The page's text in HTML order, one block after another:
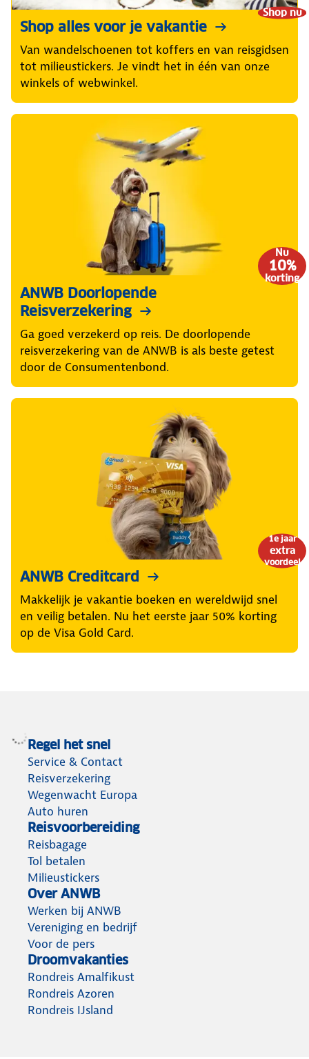
Shop nu
Shop alles voor je vakantie
Van wandelschoenen tot koffers en van reisgidsen
tot milieustickers. Je vindt het in één van onze
winkels of webwinkel.
Nu
10%
korting
ANWB Doorlopende
Reisverzekering
Ga goed verzekerd op reis. De doorlopende
reisverzekering van de ANWB is als beste getest
door de Consumentenbond.
1e jaar
extra
voordeel
ANWB Creditcard
Makkelijk je vakantie boeken en wereldwijd snel
en veilig betalen. Nu het eerste jaar 50% korting
op de Visa Gold Card.
Regel het snel
Service & Contact
Reisverzekering
Wegenwacht Europa
Auto huren
Reisvoorbereiding
Reisbagage
Tol betalen
Milieustickers
Over ANWB
Werken bij ANWB
Vereniging en bedrijf
Voor de pers
Droomvakanties
Rondreis Amalfikust
Rondreis Azoren
Rondreis IJsland